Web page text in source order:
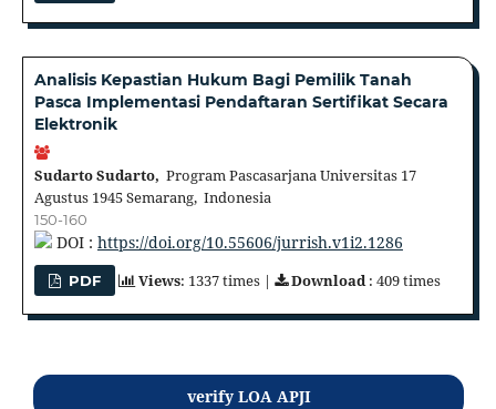
Analisis Kepastian Hukum Bagi Pemilik Tanah
Pasca Implementasi Pendaftaran Sertifikat Secara
Elektronik
Sudarto Sudarto, Program Pascasarjana Universitas 17
Agustus 1945 Semarang, Indonesia
150-160
DOI : https://doi.org/10.55606/jurrish.v1i2.1286
PDF Views: 1337 times | Download: 409 times
verify LOA APJI